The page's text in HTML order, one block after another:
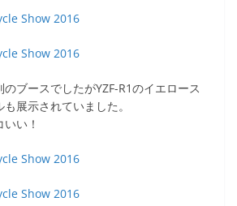
ブースでしたがYZF-R1のイエロース
展示されていました。
い！